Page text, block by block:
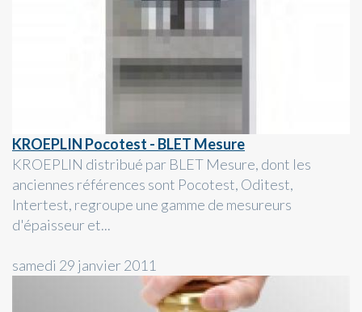
KROEPLIN Pocotest - BLET Mesure
KROEPLIN distribué par BLET Mesure, dont les
anciennes références sont Pocotest, Oditest,
Intertest, regroupe une gamme de mesureurs
d'épaisseur et...
samedi 29 janvier 2011